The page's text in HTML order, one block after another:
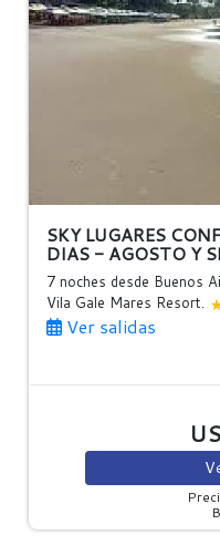
SKY LUGARES
DIAS - AGOSTO Y
7 noches desde Buenos
Vila Gale Mares Resort.
Ver salidas